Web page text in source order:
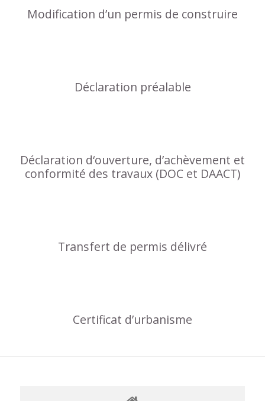
Modification d’un permis de construire
Déclaration préalable
Déclaration d‘ouverture, d’achèvement et
conformité des travaux (DOC et DAACT)
Transfert de permis délivré
Certificat d’urbanisme